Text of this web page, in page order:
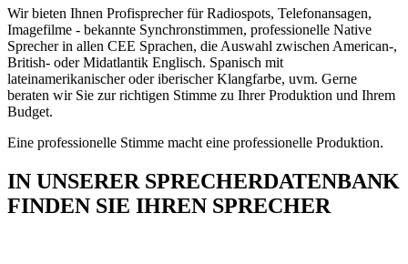
Wir bieten Ihnen Profisprecher für Radiospots, Telefonansagen,
Imagefilme - bekannte Synchronstimmen, professionelle Native
Sprecher in allen CEE Sprachen, die Auswahl zwischen American-,
British- oder Midatlantik Englisch. Spanisch mit
lateinamerikanischer oder iberischer Klangfarbe, uvm. Gerne
beraten wir Sie zur richtigen Stimme zu Ihrer Produktion und Ihrem
Budget.
Eine professionelle Stimme macht eine professionelle Produktion.
IN UNSERER SPRECHERDATENBANK
FINDEN SIE IHREN SPRECHER